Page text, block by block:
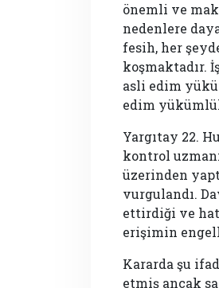
önemli ve
nedenlere
fesih, her
koşmaktadır.
asli edim
edim
Yargıtay 22.
kontrol
üzerinden
vurgulandı.
ettirdiği ve
erişimin
Kararda şu
etmiş ancak